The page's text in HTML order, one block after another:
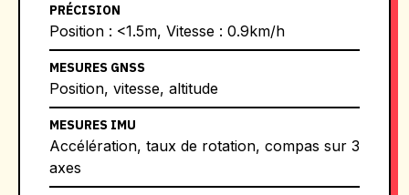
PRÉCISION
Position : <1.5m, Vitesse : 0.9km/h
MESURES GNSS
Position, vitesse, altitude
MESURES IMU
Accélération, taux de rotation, compas sur 3
axes